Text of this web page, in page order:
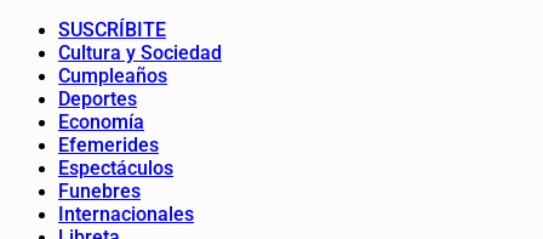
SUSCRÍBITE
Cultura y Sociedad
Cumpleaños
Deportes
Economía
Efemerides
Espectáculos
Funebres
Internacionales